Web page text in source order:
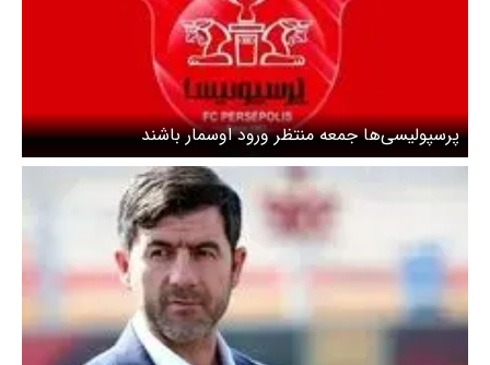
پرسپولیسی‌ها جمعه منتظر ورود اوسمار باشند